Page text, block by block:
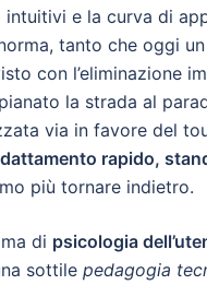
e la curva di
tanto che oggi
con l’eliminazione
la strada al
via in favore del
rapido,
più tornare indietro.
di psicologia
sottile pedagogia